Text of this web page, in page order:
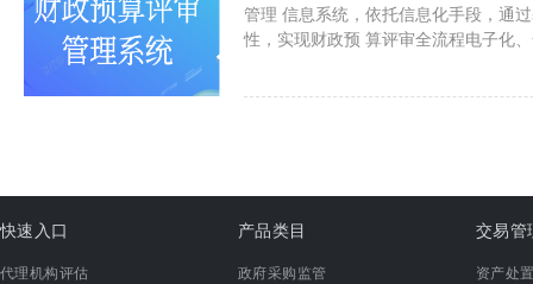
管理 信息系统，依托信息化手段，通
性，实现财政预 算评审全流程电子化
快速入口
代理机构评估
产品类目
政府采购监管
交易管
资产处